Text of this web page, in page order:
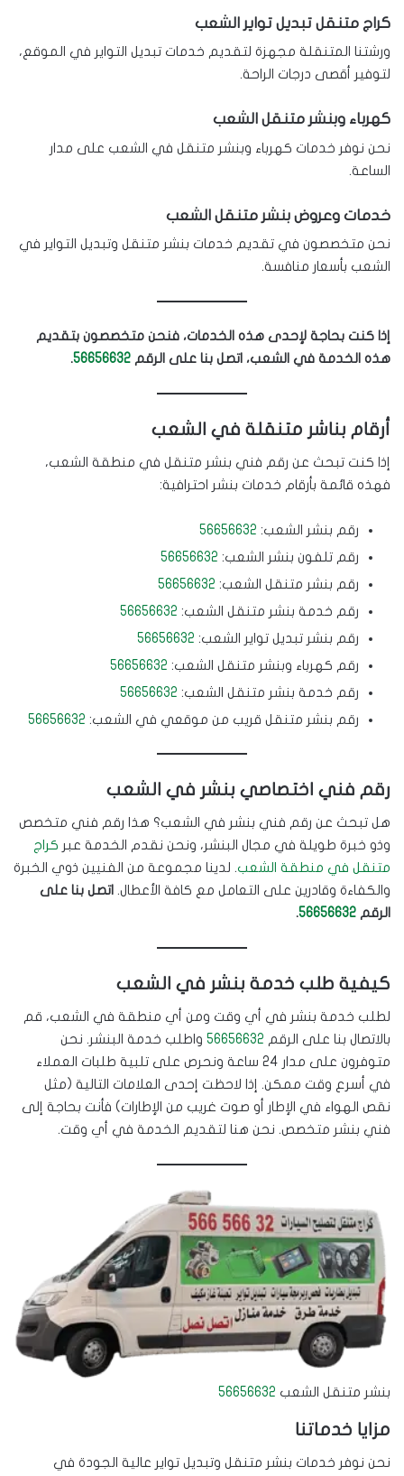
كراج متنقل تبديل تواير الشعب
ورشتنا المتنقلة مجهزة لتقديم خدمات تبديل التواير في الموقع،
لتوفير أقصى درجات الراحة.
كهرباء وبنشر متنقل الشعب
نحن نوفر خدمات كهرباء وبنشر متنقل في الشعب على مدار
الساعة.
خدمات وعروض بنشر متنقل الشعب
نحن متخصصون في تقديم خدمات بنشر متنقل وتبديل التواير في
الشعب بأسعار منافسة.
إذا كنت بحاجة لإحدى هذه الخدمات، فنحن متخصصون بتقديم
هذه الخدمة في الشعب، اتصل بنا على الرقم 56656632
.
أرقام بناشر متنقلة في الشعب
إذا كنت تبحث عن رقم فني بنشر متنقل في منطقة الشعب،
فهذه قائمة بأرقام خدمات بنشر احترافية:
رقم بنشر الشعب: 56656632
رقم تلفون بنشر الشعب: 56656632
رقم بنشر متنقل الشعب: 56656632
رقم خدمة بنشر متنقل الشعب: 56656632
رقم بنشر تبديل تواير الشعب: 56656632
رقم كهرباء وبنشر متنقل الشعب: 56656632
رقم خدمة بنشر متنقل الشعب: 56656632
رقم بنشر متنقل قريب من موقعي في الشعب: 56656632
رقم فني اختصاصي بنشر في الشعب
هل تبحث عن رقم فني بنشر في الشعب؟ هذا رقم فني متخصص
وذو خبرة طويلة في مجال البنشر، ونحن نقدم الخدمة عبر كراج
متنقل في منطقة الشعب. لدينا مجموعة من الفنيين ذوي الخبرة
والكفاءة وقادرين على التعامل مع كافة الأعطال. اتصل بنا على
الرقم 56656632
.
كيفية طلب خدمة بنشر في الشعب
لطلب خدمة بنشر في أي وقت ومن أي منطقة في الشعب، قم
بالاتصال بنا على الرقم 56656632 واطلب خدمة البنشر. نحن
متوفرون على مدار 24 ساعة ونحرص على تلبية طلبات العملاء
في أسرع وقت ممكن. إذا لاحظت إحدى العلامات التالية (مثل
نقص الهواء في الإطار أو صوت غريب من الإطارات) فأنت بحاجة إلى
فني بنشر متخصص. نحن هنا لتقديم الخدمة في أي وقت.
بنشر متنقل الشعب 56656632
مزايا خدماتنا
نحن نوفر خدمات بنشر متنقل وتبديل تواير عالية الجودة في